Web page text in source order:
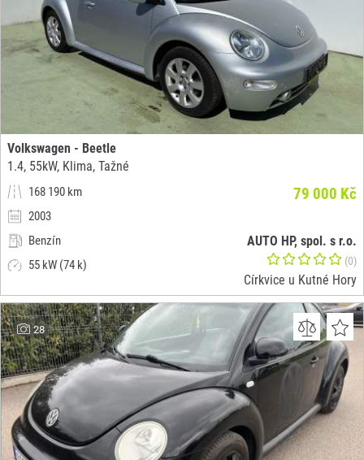
Volkswagen - Beetle
1.4, 55kW, Klima, Tažné
168 190 km
2003
Benzín
55 kW (74 k)
79 000 Kč
AUTO HP, spol. s r.o.
(0)
Církvice u Kutné Hory
28